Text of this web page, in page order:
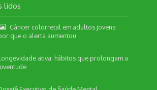
lidos
Câncer colorretal em adultos jovens:
que o alerta aumentou
ativa: hábitos que prolongam a
equipe de suporte ao cliente está aqui
responder às suas perguntas. Informe se